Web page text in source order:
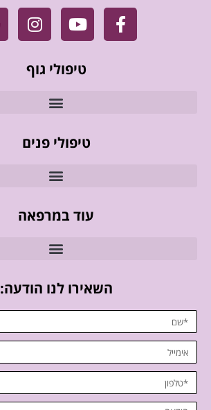
טיפולי גוף
טיפולי פנים
עוד במרפאה
השאירו לנו הודעה: